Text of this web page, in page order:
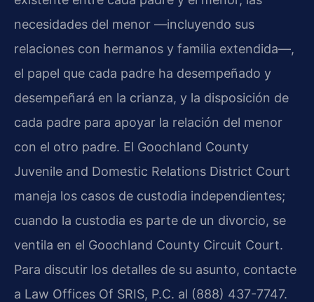
necesidades del menor —incluyendo sus
relaciones con hermanos y familia extendida—,
el papel que cada padre ha desempeñado y
desempeñará en la crianza, y la disposición de
cada padre para apoyar la relación del menor
con el otro padre. El Goochland County
Juvenile and Domestic Relations District Court
maneja los casos de custodia independientes;
cuando la custodia es parte de un divorcio, se
ventila en el Goochland County Circuit Court.
Para discutir los detalles de su asunto, contacte
a Law Offices Of SRIS, P.C. al (888) 437-7747.